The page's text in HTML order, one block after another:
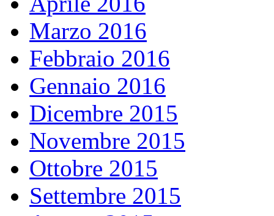
Marzo 2016
Febbraio 2016
Gennaio 2016
Dicembre 2015
Novembre 2015
Ottobre 2015
Settembre 2015